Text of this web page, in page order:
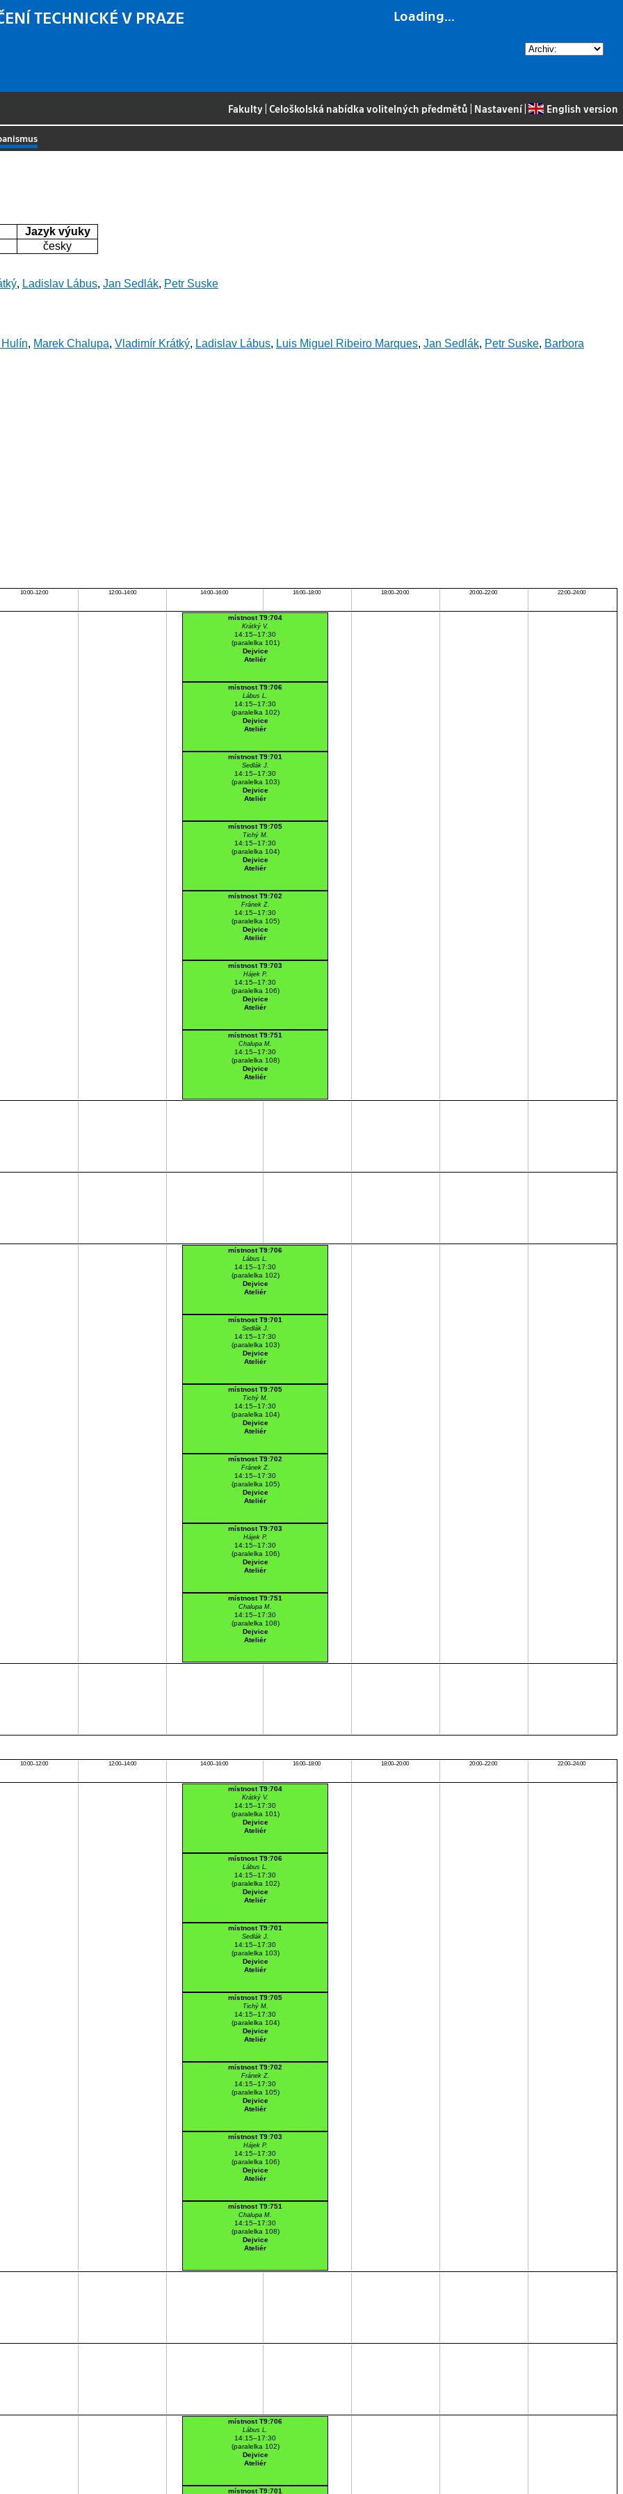
Loading...
TECHNICKÉ V PRAZE
Fakulty |Celoškolská nabídka volitelných předmětů Nastavení| English version
Jazyk výuky
česky
, Ladislav Lábus, Jan Sedlák, Petr Suske
, Marek Chalupa, Vladimír Krátký, Ladislav Lábus, Luis Miguel Ribeiro Marques, Jan Sedlák, Petr Suske, Barbora
10:00–12:00 12:00–14:00 14:00–16:00 16:00–18:00 18:00–20:00 20:00–22:00 22:00–24:00
místnost T9:704
Krátký V.
14:15–17:30
(paralelka 101)
Dejvice
Ateliér
místnost T9:706
Lábus L.
14:15–17:30
(paralelka 102)
Dejvice
Ateliér
místnost T9:701
Sedlák J.
14:15–17:30
(paralelka 103)
Dejvice
Ateliér
místnost T9:705
Tichý M.
14:15–17:30
(paralelka 104)
Dejvice
Ateliér
místnost T9:702
Fránek Z.
14:15–17:30
(paralelka 105)
Dejvice
Ateliér
místnost T9:703
Hájek P.
14:15–17:30
(paralelka 106)
Dejvice
Ateliér
místnost T9:751
Chalupa M.
14:15–17:30
(paralelka 108)
Dejvice
Ateliér
místnost T9:706
Lábus L.
14:15–17:30
(paralelka 102)
Dejvice
Ateliér
místnost T9:701
Sedlák J.
14:15–17:30
(paralelka 103)
Dejvice
Ateliér
místnost T9:705
Tichý M.
14:15–17:30
(paralelka 104)
Dejvice
Ateliér
místnost T9:702
Fránek Z.
14:15–17:30
(paralelka 105)
Dejvice
Ateliér
místnost T9:703
Hájek P.
14:15–17:30
(paralelka 106)
Dejvice
Ateliér
místnost T9:751
Chalupa M.
14:15–17:30
(paralelka 108)
Dejvice
Ateliér
10:00–12:00 12:00–14:00 14:00–16:00 16:00–18:00 18:00–20:00 20:00–22:00 22:00–24:00
místnost T9:704
Krátký V.
14:15–17:30
(paralelka 101)
Dejvice
Ateliér
místnost T9:706
Lábus L.
14:15–17:30
(paralelka 102)
Dejvice
Ateliér
místnost T9:701
Sedlák J.
14:15–17:30
(paralelka 103)
Dejvice
Ateliér
místnost T9:705
Tichý M.
14:15–17:30
(paralelka 104)
Dejvice
Ateliér
místnost T9:702
Fránek Z.
14:15–17:30
(paralelka 105)
Dejvice
Ateliér
místnost T9:703
Hájek P.
14:15–17:30
(paralelka 106)
Dejvice
Ateliér
místnost T9:751
Chalupa M.
14:15–17:30
(paralelka 108)
Dejvice
Ateliér
místnost T9:706
Lábus L.
14:15–17:30
(paralelka 102)
Dejvice
Ateliér
místnost T9:701